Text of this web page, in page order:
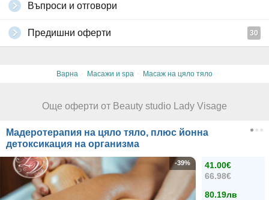
Въпроси и отговори
Предишни оферти 30
Варна · Масажи и spa · Масаж на цяло тяло
Още оферти от Beauty studio Lady Visage
Мадеротерапия на цяло тяло, плюс йонна
детоксикация на организма
41.00€
66.98€
80.19лв
-39%